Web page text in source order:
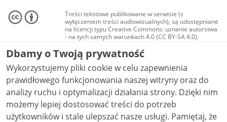
Treści tekstowe publikowane w serwisie (z
wyłączeniem treści audiowizualnych), są udostępniane
na licencji typu Creative Commons: uznanie autorstwa
- na tych samych warunkach 4.0 (CC BY-SA 4.0).
Materiały audiowizualne, w tym zdjęcia, materiały
audio i wideo, są udostępniane na licencji typu
Creative Commons: uznanie autorstwa użycie
niekomercyjne - bez utworów zależnych 4.0 (CC BY-
NC-ND 4.0), o ile nie jest to stwierdzone inaczej.
Dbamy o Twoją prywatność
Wykorzystujemy pliki cookie w celu zapewnienia
prawidłowego funkcjonowania naszej witryny oraz do
analizy ruchu i optymalizacji działania strony. Dzięki nim
możemy lepiej dostosować treści do potrzeb
użytkowników i stale ulepszać nasze usługi. Pamiętaj, że